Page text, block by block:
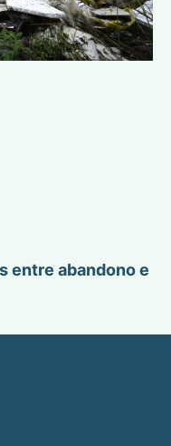
entre abandono e